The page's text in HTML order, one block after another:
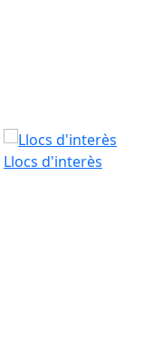
Llocs d'interès